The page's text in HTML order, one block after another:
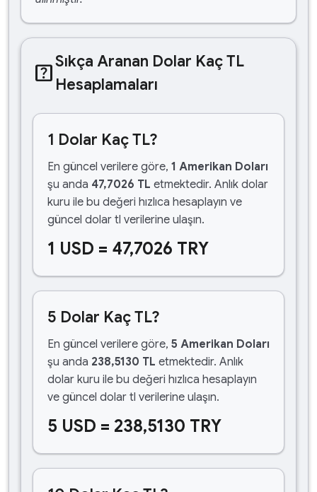
help_centerSıkça Aranan Dolar Kaç TL
Hesaplamaları
1 Dolar Kaç TL?
En güncel verilere göre, 1 Amerikan Doları
şu anda 47,7026 TL etmektedir. Anlık dolar
kuru ile bu değeri hızlıca hesaplayın ve
güncel dolar tl verilerine ulaşın.
1 USD = 47,7026 TRY
5 Dolar Kaç TL?
En güncel verilere göre, 5 Amerikan Doları
şu anda 238,5130 TL etmektedir. Anlık
dolar kuru ile bu değeri hızlıca hesaplayın
ve güncel dolar tl verilerine ulaşın.
5 USD = 238,5130 TRY